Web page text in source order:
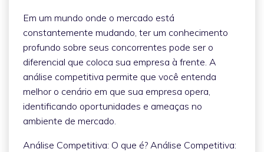
Em um mundo onde o mercado está
constantemente mudando, ter um conhecimento
profundo sobre seus concorrentes pode ser o
diferencial que coloca sua empresa à frente. A
análise competitiva permite que você entenda
melhor o cenário em que sua empresa opera,
identificando oportunidades e ameaças no
ambiente de mercado.
Análise Competitiva: O que é? Análise Competitiva: